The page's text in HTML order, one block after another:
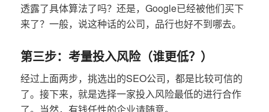
透露了具体算法了吗？还是，Google已经被他们买下
来了？一般，说这种话的公司，品行也好不到哪去。
第三步：考量投入风险（谁更低？）
经过上面两步，挑选出的SEO公司，都是比较可信的
了。接下来，就是选择一家投入风险最低的进行合作